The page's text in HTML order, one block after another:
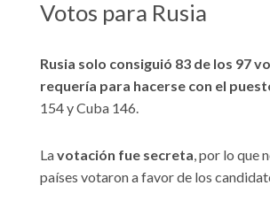
Votos para Rusia
Rusia solo consiguió 83 de los 97
requería para hacerse con el
154 y Cuba 146.
Lavotación fue secreta, por lo que
países votaron a favor de los